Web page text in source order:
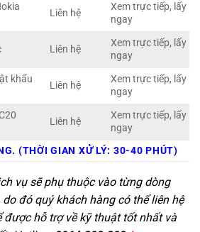
Liên hệ
Xem trực tiếp, lấy
ngay
Liên hệ
Xem trực tiếp, lấy
ngay
khẩu
Liên hệ
Xem trực tiếp, lấy
ngay
Liên hệ
Xem trực tiếp, lấy
ngay
(THỜI GIAN XỬ LÝ: 30-40 PHÚT)
vụ sẽ phụ thuộc vào từng dòng
đó quý khách hàng có thể liên hệ
được hỗ trợ về kỹ thuật tốt nhất và